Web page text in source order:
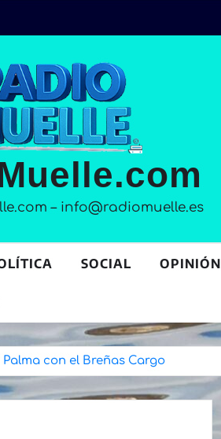
– info@radiomuelle.es
SOCIAL OPINIÓN
con el Breñas Cargo